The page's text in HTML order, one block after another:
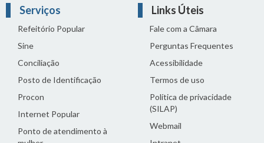
Serviços
Refeitório Popular
Sine
Conciliação
Posto de Identificação
Procon
Internet Popular
Ponto de atendimento à
Links Úteis
Fale com a Câmara
Perguntas Frequentes
Acessibilidade
Termos de uso
Política de privacidade
(SILAP)
Webmail